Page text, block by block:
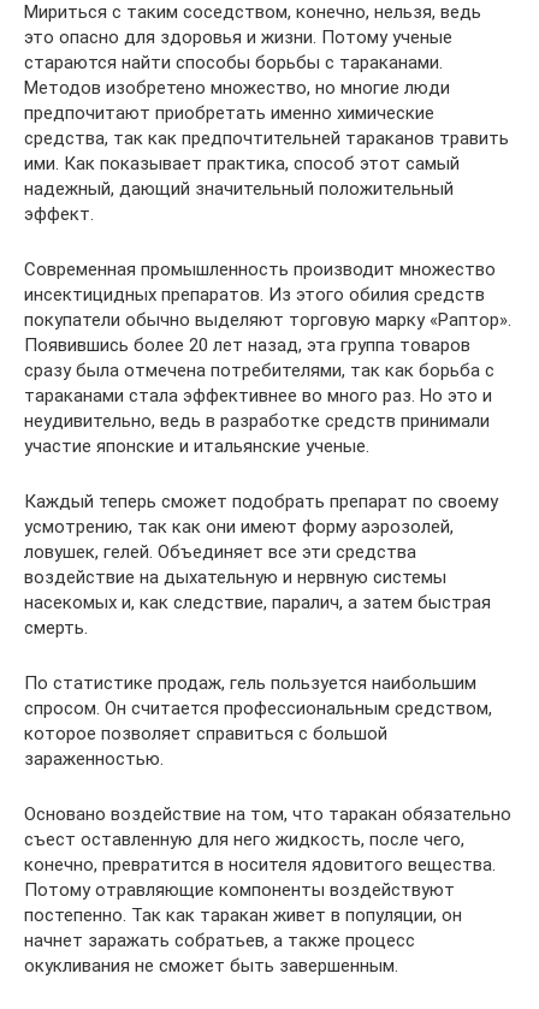
Мириться с таким соседством, конечно, нельзя, ведь
это опасно для здоровья и жизни. Потому ученые
стараются найти способы борьбы с тараканами.
Методов изобретено множество, но многие люди
предпочитают приобретать именно химические
средства, так как предпочтительней тараканов травить
ими. Как показывает практика, способ этот самый
надежный, дающий значительный положительный
эффект.
Современная промышленность производит множество
инсектицидных препаратов. Из этого обилия средств
покупатели обычно выделяют торговую марку «Раптор».
Появившись более 20 лет назад, эта группа товаров
сразу была отмечена потребителями, так как борьба с
тараканами стала эффективнее во много раз. Но это и
неудивительно, ведь в разработке средств принимали
участие японские и итальянские ученые.
Каждый теперь сможет подобрать препарат по своему
усмотрению, так как они имеют форму аэрозолей,
ловушек, гелей. Объединяет все эти средства
воздействие на дыхательную и нервную системы
насекомых и, как следствие, паралич, а затем быстрая
смерть.
По статистике продаж, гель пользуется наибольшим
спросом. Он считается профессиональным средством,
которое позволяет справиться с большой
зараженностью.
Основано воздействие на том, что таракан обязательно
съест оставленную для него жидкость, после чего,
конечно, превратится в носителя ядовитого вещества.
Потому отравляющие компоненты воздействуют
постепенно. Так как таракан живет в популяции, он
начнет заражать собратьев, а также процесс
окукливания не сможет быть завершенным.